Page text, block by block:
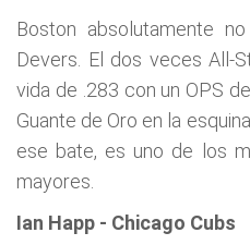
Boston absolutamente
Devers. El dos veces All-
vida de .283 con un OPS
Guante de Oro en la
ese bate, es uno de los
mayores.
Ian Happ - Chicago Cubs